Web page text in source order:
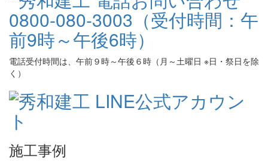
電話受付時間は、午前９時～午後６時（月～土曜日 ※日・祭日を除
く）
施工事例